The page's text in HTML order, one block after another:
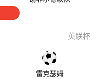
英联杯
雷克瑟姆